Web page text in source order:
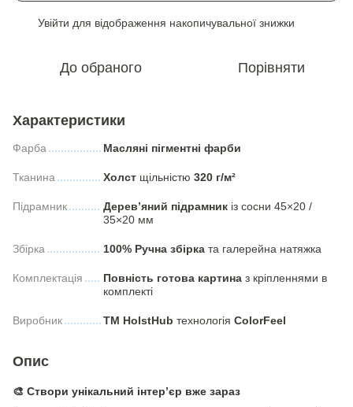
Увійти для відображення накопичувальної знижки
До обраного Порівняти
Характеристики
Фарба Масляні пігментні фарби
Тканина Холст щільністю 320 г/м²
Підрамник Дерев’яний підрамник із сосни 45×20 /
35×20 мм
Збірка 100% Ручна збірка та галерейна натяжка
Комплектація Повність готова картина з кріпленнями в
комплекті
Виробник ТМ HolstHub технологія СolorFeel
Опис
🎨 Створи унікальний інтер’єр вже зараз